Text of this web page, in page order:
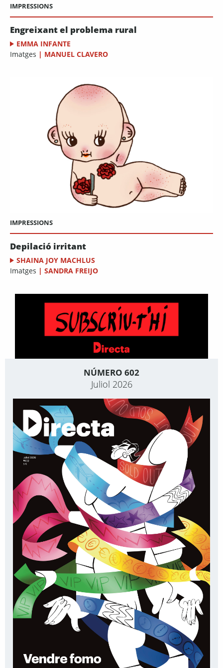
IMPRESSIONS
Engreixant el problema rural
EMMA INFANTE
Imatges | MANUEL CLAVERO
IMPRESSIONS
Depilació irritant
SHAINA JOY MACHLUS
Imatges | SANDRA FREIJO
NÚMERO 602
Juliol 2026